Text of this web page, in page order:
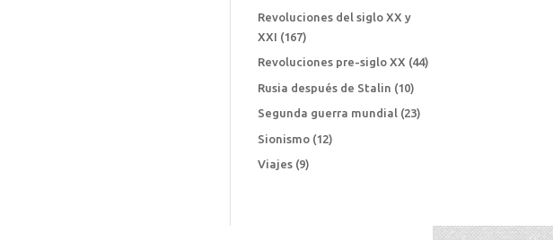
Revoluciones del siglo XX y
XXI (167)
Revoluciones pre-siglo XX (44)
Rusia después de Stalin (10)
Segunda guerra mundial (23)
Sionismo (12)
Viajes (9)